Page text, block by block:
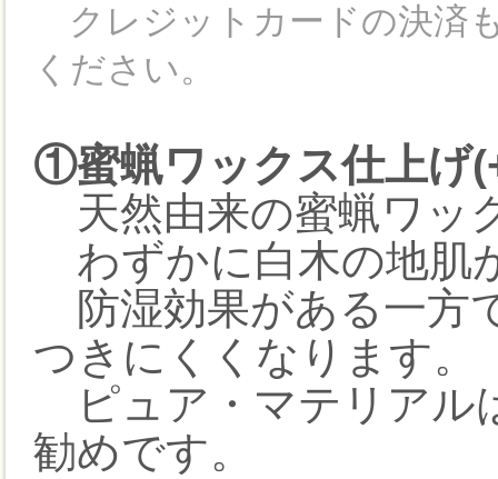
クレジットカードの決済
ください。
①蜜蝋ワックス仕上げ
天然由来の蜜蝋ワッ
わずかに白木の地肌
防湿効果がある一方
つきにくくなります。
ピュア・マテリアル
勧めです。